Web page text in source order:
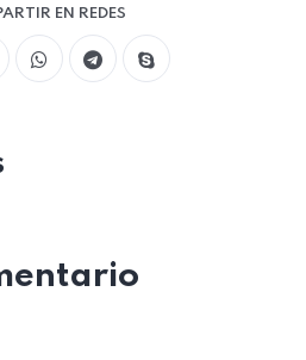
EN REDES